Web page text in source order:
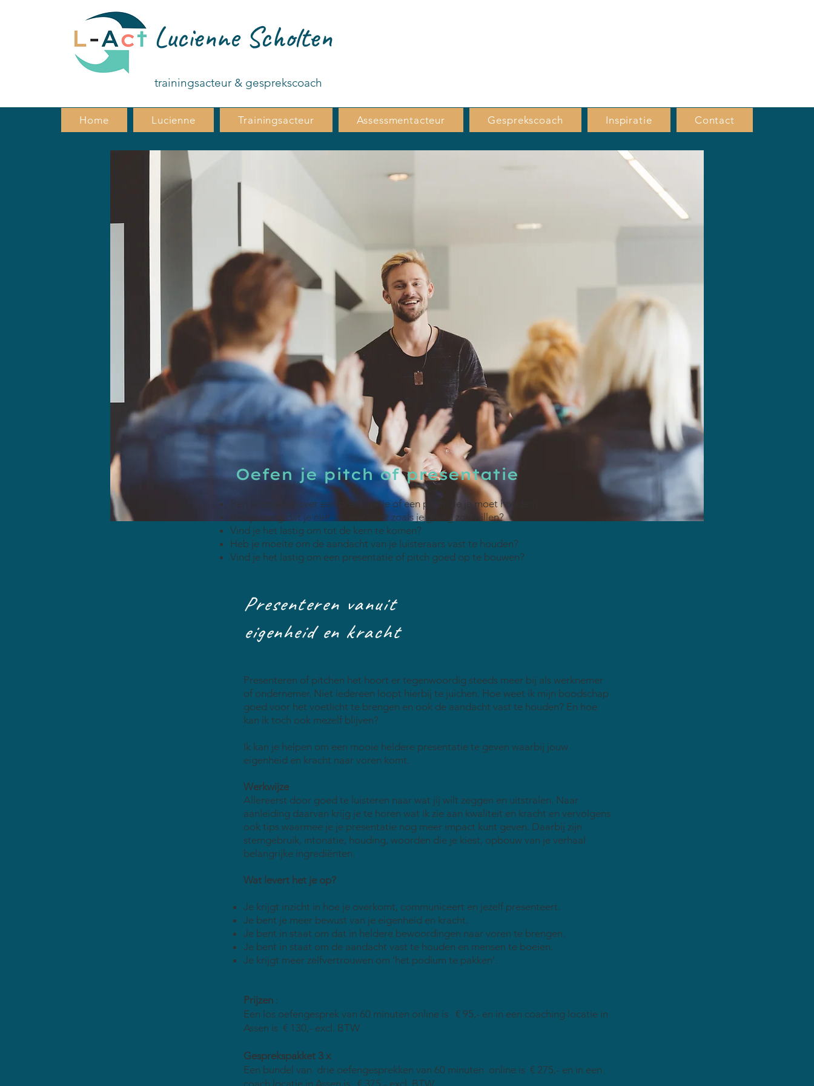
Lucienne Scholten
trainingsacteur & gesprekscoach
Home Lucienne Trainingsacteur Assessmentacteur Gesprekscoach Inspiratie Contact
Oefen je pitch of presentatie
Ben je onzeker over een presentatie of een pitch die je moet houden?
Ben je bang dat je niet zo overkomt zoals je graag zou willen?
Vind je het lastig om tot de kern te komen?
Heb je moeite om de aandacht van je luisteraars vast te houden?
Vind je het lastig om een presentatie of pitch goed op te bouwen?
Presenteren vanuit
eigenheid en kracht
Presenteren of pitchen het hoort er tegenwoordig steeds meer bij als werknemer
of ondernemer. Niet iedereen loopt hierbij te juichen. Hoe weet ik mijn boodschap
goed voor het voetlicht te brengen en ook de aandacht vast te houden? En hoe
kan ik toch ook mezelf blijven?
Ik kan je helpen om een mooie heldere presentatie te geven waarbij jouw
eigenheid en kracht naar voren komt.
Werkwijze
Allereerst door goed te luisteren naar wat jij wilt zeggen en uitstralen. Naar
aanleiding daarvan krijg je te horen wat ik zie aan kwaliteit en kracht en vervolgens
ook tips waarmee je je presentatie nog meer impact kunt geven. Daarbij zijn
stemgebruik, intonatie, houding, woorden die je kiest, opbouw van je verhaal
belangrijke ingrediënten.
Wat levert het je op?
Je krijgt inzicht in hoe je overkomt, communiceert en jezelf presenteert.
Je bent je meer bewust van je eigenheid en kracht.
Je bent in staat om dat in heldere bewoordingen naar voren te brengen.
Je bent in staat om de aandacht vast te houden en mensen te boeien.
Je krijgt meer zelfvertrouwen om ‘het podium te pakken’.
Prijzen :
Een los oefengesprek van 60 minuten online is € 95,- en in een coaching locatie in
Assen is € 130,- excl. BTW
Gesprekspakket 3 x
Een bundel van drie oefengesprekken van 60 minuten online is € 275,- en in een
coach locatie in Assen is € 375,- excl. BTW